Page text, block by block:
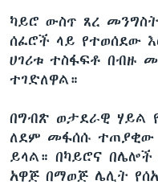
ወደ
ዋናው
ይዘት
እለፍ
መካከለኛው ምሥራቅ
የፎቶ መድብሎች
ክምችት
Learning English
ይከተሉን
ካይሮ ውስጥ ጸረ
ሰፈሮች ላይ የተወሰደው
ሀገሪቱ ተስፋፍቶ በብዙ
ተገድለዋል።
በግብጽ ወታደራዊ ሃይል
ለደም መፋሰሱ
ይላል። በካይሮና በሌሎች
አዋጅ በማወጅ ሌሊት